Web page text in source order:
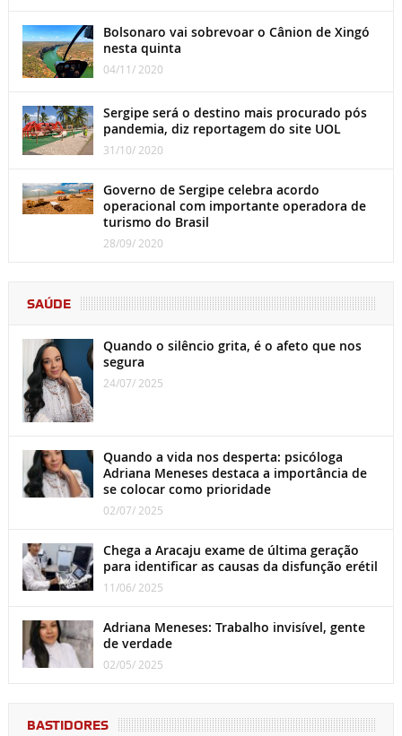
Bolsonaro vai sobrevoar o Cânion de Xingó
nesta quinta
04/11/ 2020
Sergipe será o destino mais procurado pós
pandemia, diz reportagem do site UOL
31/10/ 2020
Governo de Sergipe celebra acordo
operacional com importante operadora de
turismo do Brasil
28/09/ 2020
SAÚDE
Quando o silêncio grita, é o afeto que nos
segura
24/07/ 2025
Quando a vida nos desperta: psicóloga
Adriana Meneses destaca a importância de
se colocar como prioridade
02/07/ 2025
Chega a Aracaju exame de última geração
para identificar as causas da disfunção erétil
11/06/ 2025
Adriana Meneses: Trabalho invisível, gente
de verdade
02/05/ 2025
BASTIDORES